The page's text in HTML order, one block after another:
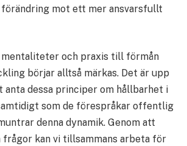
förändring mot ett mer ansvarsfullt
mentaliteter och praxis till förmån
börjar alltså märkas. Det är upp
anta dessa principer om hållbarhet i
som de förespråkar offentlig
denna dynamik. Genom att
kan vi tillsammans arbeta för